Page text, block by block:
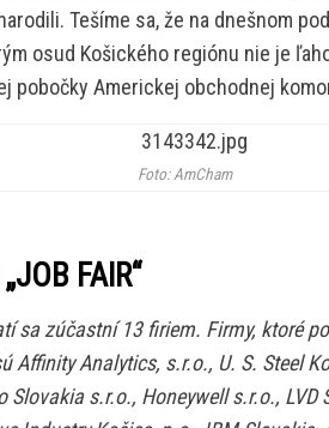
Tešíme sa, že na dnešnom
osud Košického regiónu nie je
pobočky Americkej obchodnej
Foto: AmCham
FAIR“
sa zúčastní 13 firiem. Firmy, ktoré
Affinity Analytics, s.r.o., U. S. Steel
Slovakia s.r.o., Honeywell s.r.o., LVD